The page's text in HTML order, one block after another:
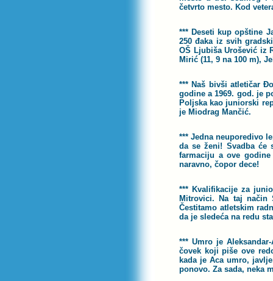
četvrto mesto. Kod
*** Deseti kup opštine
250 đaka iz svih
OŠ Ljubiša Urošević iz
Mirić (11, 9 na 100 m),
*** Naš bivši atletičar
godine a 1969. god. je
Poljska kao juniorski
je Miodrag Mančić.
*** Jedna neuporedivo
da se ženi! Svadba će
farmaciju a ove
naravno, čopor dece!
*** Kvalifikacije za
Mitrovici. Na taj način
Čestitamo atletskim
da je sledeća na redu
*** Umro je
čovek koji piše ove
kada je Aca umro,
ponovo. Za sada, neka